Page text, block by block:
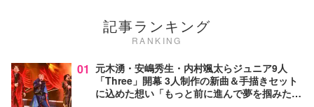
記事ランキング
RANKING
01 元木湧・安嶋秀生・内村颯太らジュニア9人
「Three」開幕 3人制作の新曲＆手描きセット
に込めた想い「もっと前に進んで夢を掴みた